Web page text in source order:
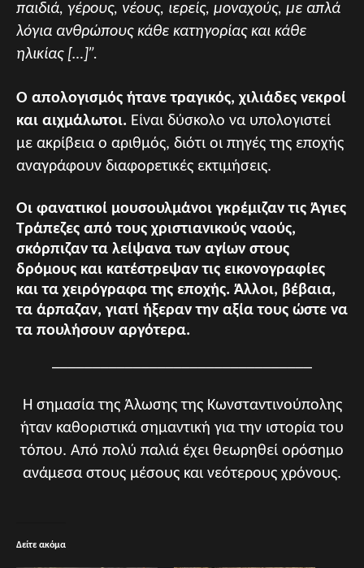
παιδιά, γέρους, νέους, ιερείς, μοναχούς, με απλά
λόγια ανθρώπους κάθε κατηγορίας και κάθε
ηλικίας […]”.
Ο απολογισμός ήτανε τραγικός, χιλιάδες νεκροί
και αιχμάλωτοι. Είναι δύσκολο να υπολογιστεί
με ακρίβεια ο αριθμός, διότι οι πηγές της εποχής
αναγράφουν διαφορετικές εκτιμήσεις.
Οι φανατικοί μουσουλμάνοι γκρέμιζαν τις Άγιες
Τράπεζες από τους χριστιανικούς ναούς,
σκόρπιζαν τα λείψανα των αγίων στους
δρόμους και κατέστρεψαν τις εικονογραφίες
και τα χειρόγραφα της εποχής. Άλλοι, βέβαια,
τα άρπαζαν, γιατί ήξεραν την αξία τους ώστε να
τα πουλήσουν αργότερα.
Η σημασία της Άλωσης της Κωνσταντινούπολης
ήταν καθοριστικά σημαντική για την ιστορία του
τόπου. Από πολύ παλιά έχει θεωρηθεί ορόσημο
ανάμεσα στους μέσους και νεότερους χρόνους.
Δείτε ακόμα